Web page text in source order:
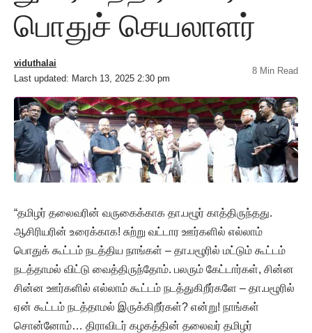
பொதுச் செயலாளர்
Last updated: March 13, 2025 2:30 pm
viduthalai
8 Min Read
“தமிழர் தலைவரின் வருகைக்காக தா.பழூர் காத்திருந்தது.
ஆசிரியரின் உரைக்காக! சுற்று வட்டார ஊர்களில் எல்லாம்
பொதுக் கூட்டம் நடத்திய நாங்கள் – தா.பழூரில் மட்டும் கூட்டம்
நடத்தாமல் விட்டு வைத்திருந்தோம். பலரும் கேட்டார்கள், சின்ன
சின்ன ஊர்களில் எல்லாம் கூட்டம் நடத்துகிறீர்களே – தா.பழூரில்
ஏன் கூட்டம் நடத்தாமல் இருக்கிறீர்கள்? என்று! நாங்கள்
சொன்னோம்… திராவிடர் கழகத்தின் தலைவர் தமிழர்